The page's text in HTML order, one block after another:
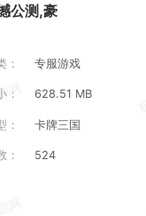
公测,豪
： 专服游戏
： 628.51 MB
： 卡牌三国
： 524